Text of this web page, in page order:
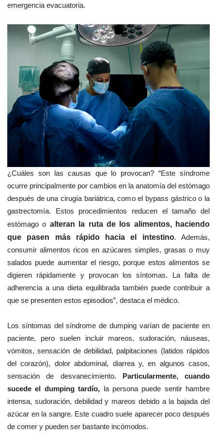
emergencia evacuatoria.
¿Cuáles son las causas que lo provocan? “Este síndrome
ocurre principalmente por cambios en la anatomía del estómago
después de una cirugía bariátrica, como el bypass gástrico o la
gastrectomía. Estos procedimientos reducen el tamaño del
estómago o alteran la ruta de los alimentos, haciendo
que pasen más rápido hacia el intestino. Además,
consumir alimentos ricos en azúcares simples, grasas o muy
salados puede aumentar el riesgo, porque estos alimentos se
digieren rápidamente y provocan los síntomas. La falta de
adherencia a una dieta equilibrada también puede contribuir a
que se presenten estos episodios”, destaca el médico.
Los síntomas del síndrome de dumping varían de paciente en
paciente, pero suelen incluir mareos, sudoración, náuseas,
vómitos, sensación de debilidad, palpitaciones (latidos rápidos
del corazón), dolor abdominal, diarrea y, en algunos casos,
sensación de desvanecimiento. Particularmente, cuando
sucede el dumping tardío, la persona puede sentir hambre
intensa, sudoración, debilidad y mareos debido a la bajada del
azúcar en la sangre. Este cuadro suele aparecer poco después
de comer y pueden ser bastante incómodos.